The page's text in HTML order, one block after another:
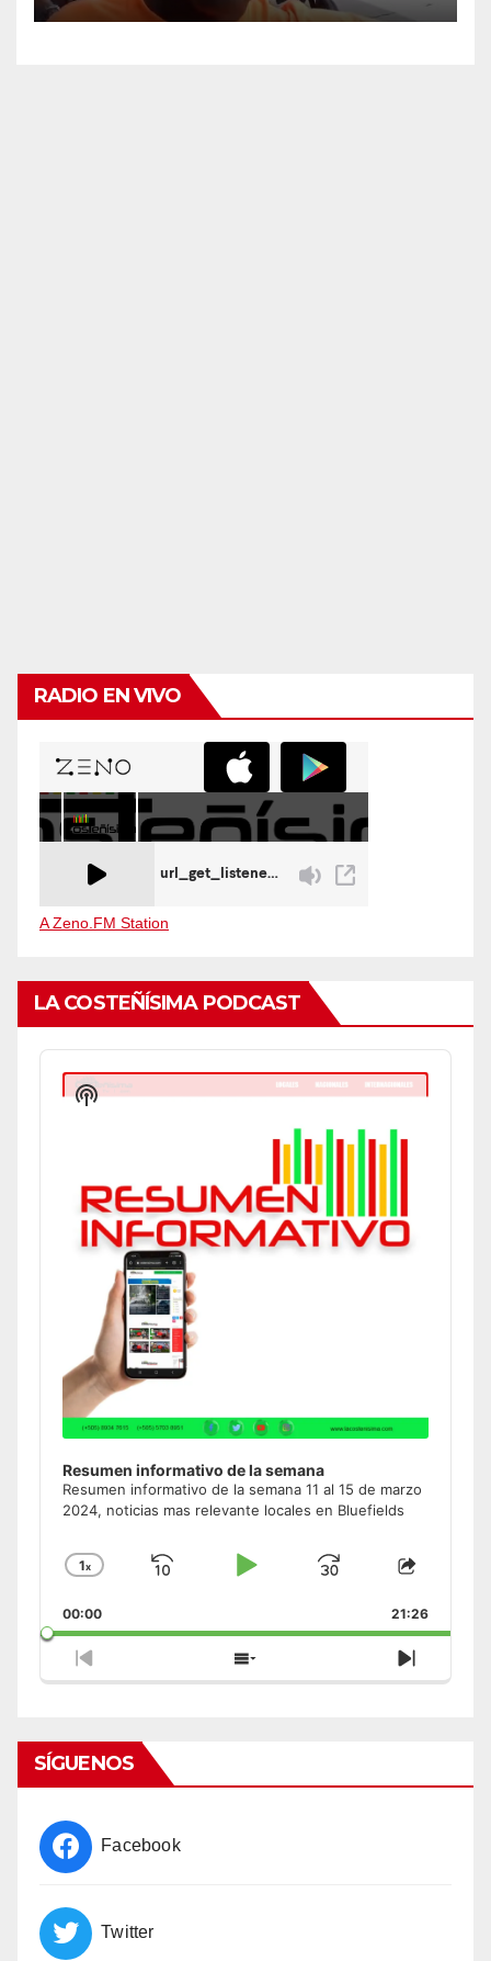
RADIO EN VIVO
A Zeno.FM Station
LA COSTEÑÍSIMA PODCAST
Audio
Player
Resumen informativo de la semana
Resumen informativo de la semana 11 al 15 de marzo
2024, noticias mas relevante locales en Bluefields
Change
Rate
1x
Skip
Play
Jump
Forward
Share
Episode
00:00 21:26
Previous
Episode
Show
Episodes
Next
Episode
Show
SÍGUENOS
Facebook
Twitter